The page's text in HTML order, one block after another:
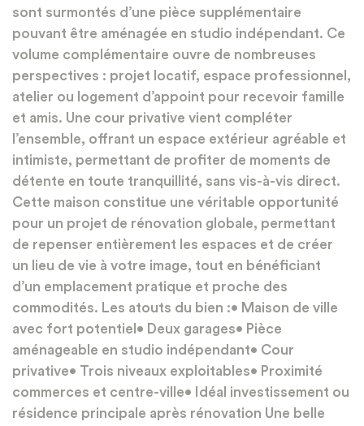
sont surmontés d’une pièce supplémentaire
pouvant être aménagée en studio indépendant. Ce
volume complémentaire ouvre de nombreuses
perspectives : projet locatif, espace professionnel,
atelier ou logement d’appoint pour recevoir famille
et amis. Une cour privative vient compléter
l’ensemble, offrant un espace extérieur agréable et
intimiste, permettant de profiter de moments de
détente en toute tranquillité, sans vis-à-vis direct.
Cette maison constitue une véritable opportunité
pour un projet de rénovation globale, permettant
de repenser entièrement les espaces et de créer
un lieu de vie à votre image, tout en bénéficiant
d’un emplacement pratique et proche des
commodités. Les atouts du bien :• Maison de ville
avec fort potentiel• Deux garages• Pièce
aménageable en studio indépendant• Cour
privative• Trois niveaux exploitables• Proximité
commerces et centre-ville• Idéal investissement ou
résidence principale après rénovation Une belle